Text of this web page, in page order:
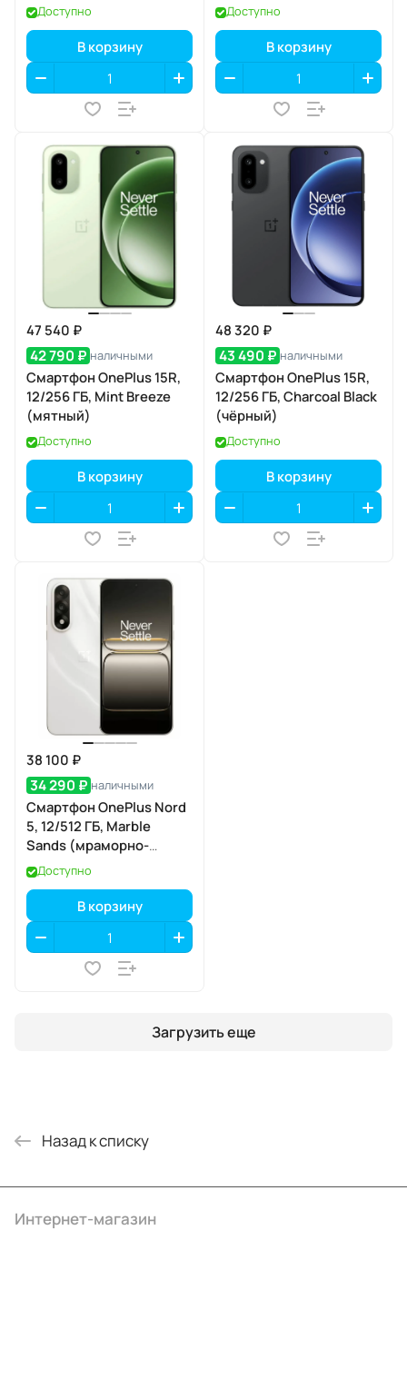
Доступно
В корзину
Доступно
В корзину
47 540 ₽
42 790 ₽ наличными
Смартфон OnePlus 15R,
12/256 ГБ, Mint Breeze
(мятный)
Доступно
В корзину
48 320 ₽
43 490 ₽ наличными
Смартфон OnePlus 15R,
12/256 ГБ, Charcoal Black
(чёрный)
Доступно
В корзину
38 100 ₽
34 290 ₽ наличными
Смартфон OnePlus Nord
5, 12/512 ГБ, Marble
Sands (мраморно-
песочный)
Доступно
В корзину
Загрузить еще
Назад к списку
Интернет-магазин